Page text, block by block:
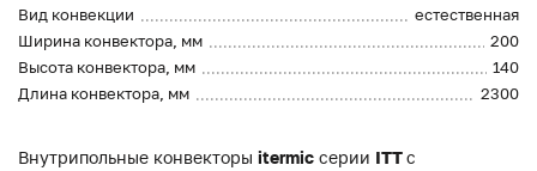
Вид конвекции
естественная
Ширина конвектора, мм
200
Высота конвектора, мм
140
Длина конвектора, мм
2300
Внутрипольные конвекторы itermic серии ITTс